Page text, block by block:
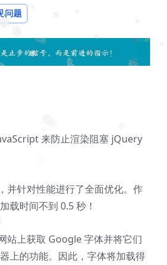
❅
❅
❅
❅
问题
来防止渲染阻塞 jQuery
并针对性能进行了全面优化。作
载时间不到 0.5 秒！
站上获取 Google 字体并将它们
上的功能。因此，字体将加载得